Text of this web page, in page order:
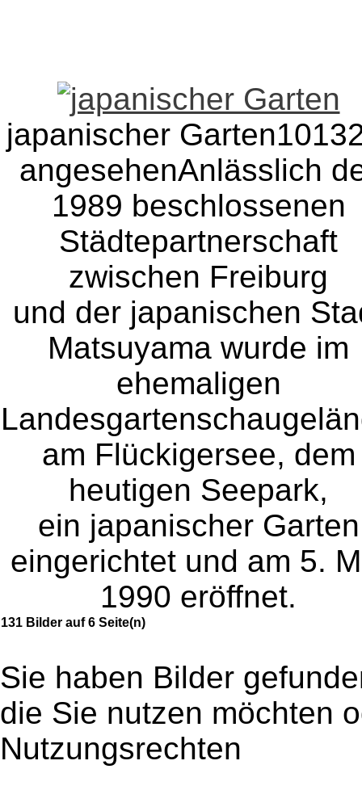
japanischer Garten
angesehenAnlässlich
1989 beschlossenen
Städtepartnerschaft
zwischen Freiburg
und der japanischen
Matsuyama wurde im
ehemaligen
am Flückigersee, dem
heutigen Seepark,
ein japanischer Garten
eingerichtet und am 5.
1990 eröffnet.
131 Bilder auf 6 Seite(n)
Sie haben Bilder
die Sie nutzen möchten
Nutzungsrechten